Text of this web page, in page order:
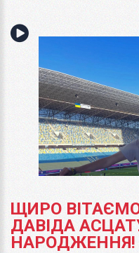
ЩИРО
ДАВІДА
НАРОДЖЕННЯ!